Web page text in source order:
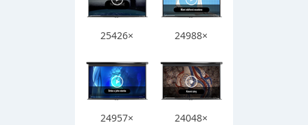
25426× 24988×
24957× 24048×